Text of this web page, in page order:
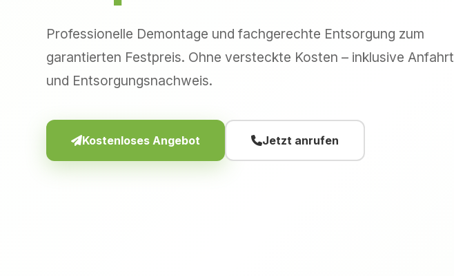
Professionelle Demontage und fachgerechte Entsorgung zum
garantierten Festpreis. Ohne versteckte Kosten – inklusive Anfahrt
und Entsorgungsnachweis.
Kostenloses Angebot Jetzt anrufen